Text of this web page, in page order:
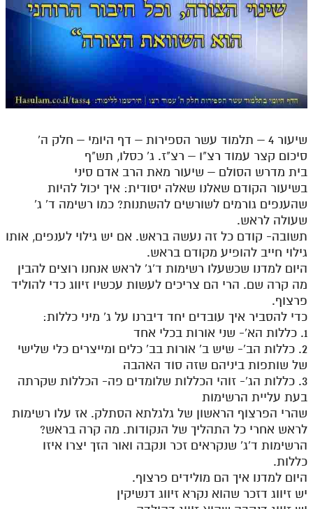
שיעור 4 – תלמוד עשר הספירות – דף היומי – חלק ה'
סיכום קצר עמוד רצ"ו – רצ"ז. ג' כסלו, תש"ף
בית מדרש הסולם – שיעור מאת הרב אדם סיני
בשיעור הקודם שאלנו שאלה יסודית: איך יכול להיות
שהענפים גורמים לשורשים להשתנות? כמו רשימה ד' ג'
שעולה לראש.
תשובה- קודם כל זה נעשה בראש. אם יש גילוי לענפים, אותו
גילוי חייב להופיע מקודם בראש.
היום למדנו שכשעלו רשימות ד'ג' לראש אנחנו רוצים להבין
מה קרה שם. הרי הם צריכים לעשות עכשיו זיווג כדי להוליד
פרצוף.
כדי להסביר איך עובדים יחד דיברנו על ג' מיני כללות:
1. כללות הא'- שני אורות בכלי אחד
2. כללות הב'- שיש ב' אורות בב' כלים ומייצרים כלי שלישי
של שותפות ביניהם שזה סוד האהבה
3. כללות הג'- זוהי הכללות שלומדים פה- הכללות שקרתה
בעת עליית הרשימות
שהרי הפרצוף הראשון של גלגלתא הסתלק. אז עלו רשימות
לראש אחרי כל התהליך של הנקודות. מה קרה בראש?
הרשימות ד'ג' שנקראים זכר ונקבה ואור הזך יצרו איזו
כללות.
היום למדנו איך הם מולידים פרצוף.
יש זיווג דזכר שהוא נקרא זיווג דנשיקין